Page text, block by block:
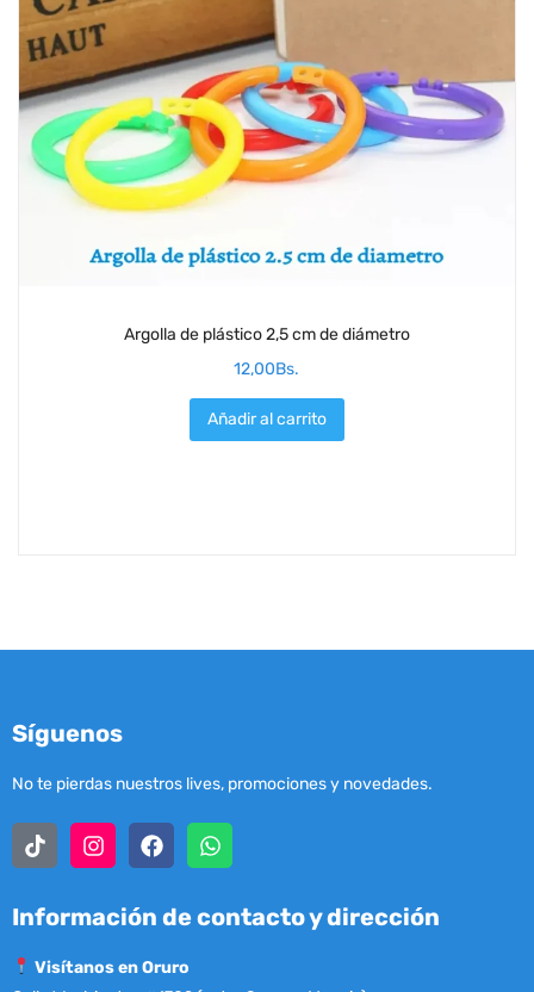
Argolla de plástico 2,5 cm de diámetro
12,00Bs.
Añadir al carrito
Síguenos
No te pierdas nuestros lives, promociones y novedades.
Información de contacto y dirección
Visítanos en Oruro